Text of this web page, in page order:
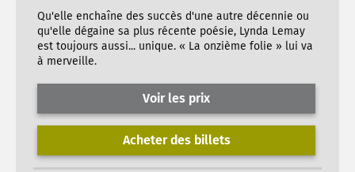
Qu'elle enchaîne des succès d'une autre décennie ou
qu'elle dégaine sa plus récente poésie, Lynda Lemay
est toujours aussi... unique. « La onzième folie » lui va
à merveille.
Voir les prix
Acheter des billets